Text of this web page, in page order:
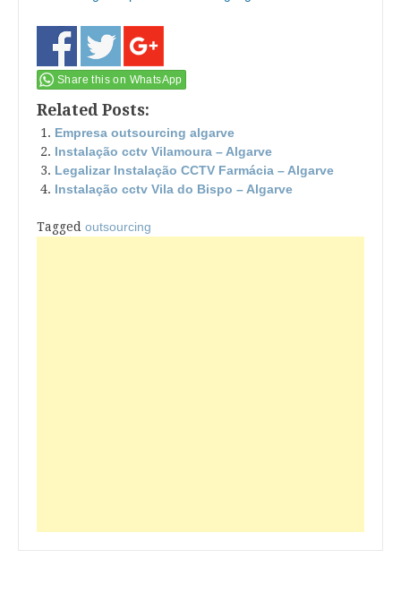
Share this on WhatsApp
Related Posts:
Empresa outsourcing algarve
Instalação cctv Vilamoura – Algarve
Legalizar Instalação CCTV Farmácia – Algarve
Instalação cctv Vila do Bispo – Algarve
Tagged outsourcing